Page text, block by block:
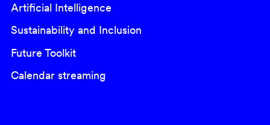
Artificial Intelligence
Sustainability and Inclusion
Future Toolkit
Calendar streaming